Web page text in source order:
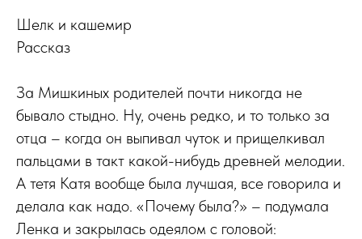
Шелк и кашемир
Рассказ
За Мишкиных родителей почти никогда не
бывало стыдно. Ну, очень редко, и то только за
отца – когда он выпивал чуток и прищелкивал
пальцами в такт какой-нибудь древней мелодии.
А тетя Катя вообще была лучшая, все говорила и
делала как надо. «Почему была?» – подумала
Ленка и закрылась одеялом с головой: